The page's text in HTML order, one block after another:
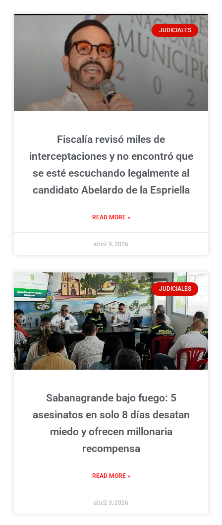
JUDICIALES
Fiscalía revisó miles de
interceptaciones y no encontró que
se esté escuchando legalmente al
candidato Abelardo de la Espriella
READ MORE »
abril 9, 2026
JUDICIALES
Sabanagrande bajo fuego: 5
asesinatos en solo 8 días desatan
miedo y ofrecen millonaria
recompensa
READ MORE »
abril 9, 2026